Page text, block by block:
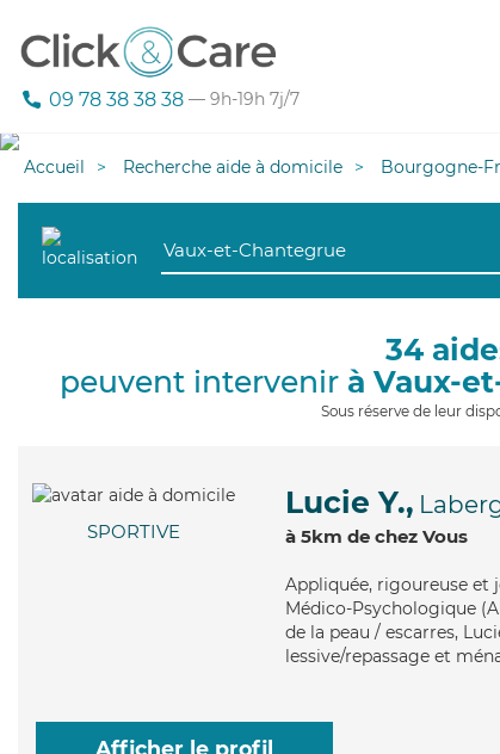
09 78 38 38 38 — 9h-19h 7j/7
Accueil Recherche aide à domicile Bourgogne-
34
peuvent intervenir à Vaux-
Sous réserve de leur
SPORTIVE
Lucie Y.,
à 5km de chez Vous
Appliquée, rigoureuse et
Médico-Psychologique
de la peau / escarres,
lessive/repassage et
Afficher le profil